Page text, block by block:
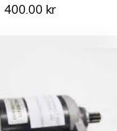
400.00 kr